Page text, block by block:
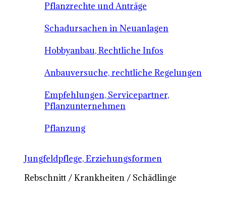
Pflanzrechte und Anträge
Schadursachen in Neuanlagen
Hobbyanbau, Rechtliche Infos
Anbauversuche, rechtliche Regelungen
Empfehlungen, Servicepartner,
Pflanzunternehmen
Pflanzung
Jungfeldpflege, Erziehungsformen
Rebschnitt / Krankheiten / Schädlinge